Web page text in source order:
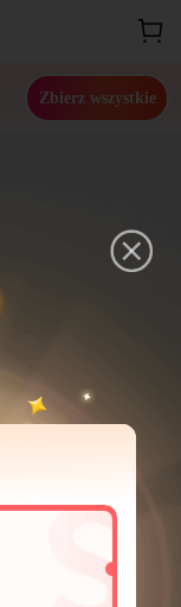
Zbierz wszystkie